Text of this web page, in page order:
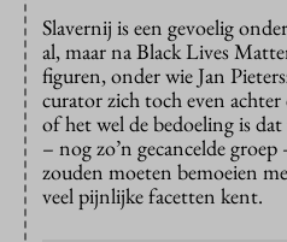
Slavernij is een gevoelig
al, maar na Black Lives
figuren, onder wie Jan
curator zich toch even
of het wel de bedoeling is
– nog zo’n gecancelde
zouden moeten bemoeien
veel pijnlijke facetten kent.